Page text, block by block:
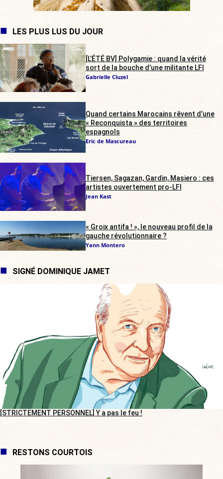
LES PLUS LUS DU JOUR
[L’ÉTÉ BV] Polygamie : quand la vérité
sort de la bouche d’une militante LFI
Gabrielle Cluzel
Quand certains Marocains rêvent d’une
« Reconquista » des territoires
espagnols
Eric de Mascureau
Tiersen, Sagazan, Gardin, Masiero : ces
artistes ouvertement pro-LFI
Jean Kast
« Groix antifa ! », le nouveau profil de la
gauche révolutionnaire ?
Yann Montero
SIGNÉ DOMINIQUE JAMET
[STRICTEMENT PERSONNEL] Y a pas le feu !
RESTONS COURTOIS